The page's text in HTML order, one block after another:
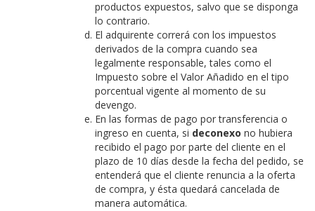
productos expuestos, salvo que se disponga
lo contrario.
El adquirente correrá con los impuestos
derivados de la compra cuando sea
legalmente responsable, tales como el
Impuesto sobre el Valor Añadido en el tipo
porcentual vigente al momento de su
devengo.
En las formas de pago por transferencia o
ingreso en cuenta, si deconexo no hubiera
recibido el pago por parte del cliente en el
plazo de 10 días desde la fecha del pedido, se
entenderá que el cliente renuncia a la oferta
de compra, y ésta quedará cancelada de
manera automática.